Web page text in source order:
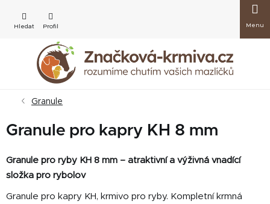
obsah
košík
Granule
Granule pro kapry KH 8 mm
Granule pro ryby KH 8 mm – atraktivní a výživná vnadící
složka pro rybolov
Granule pro kapry KH, krmivo pro ryby. Kompletní krmná